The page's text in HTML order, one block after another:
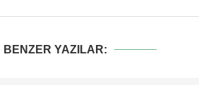
BENZER YAZILAR: